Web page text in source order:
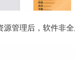
源管理后，软件非